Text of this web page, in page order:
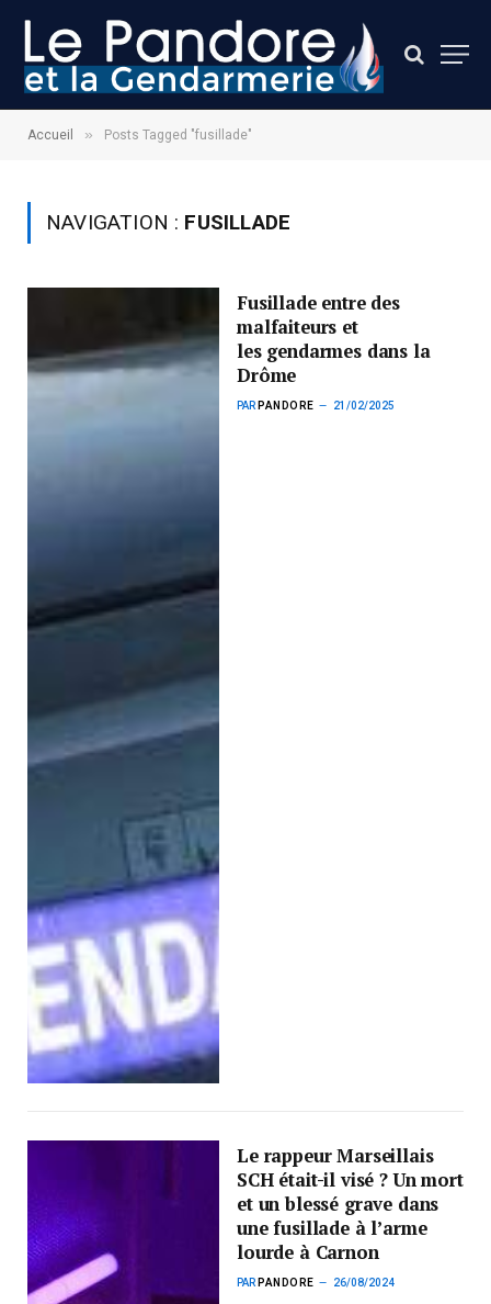
Accueil » Posts Tagged "fusillade"
NAVIGATION : FUSILLADE
Fusillade entre des
malfaiteurs et
les gendarmes dans la
Drôme
PAR PANDORE 21/02/2025
Le rappeur Marseillais
SCH était-il visé ? Un mort
et un blessé grave dans
une fusillade à l’arme
lourde à Carnon
PAR PANDORE 26/08/2024